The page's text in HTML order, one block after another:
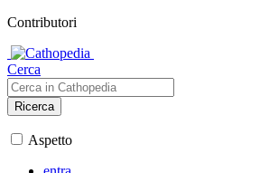
Contributori
Cerca
Ricerca
Aspetto